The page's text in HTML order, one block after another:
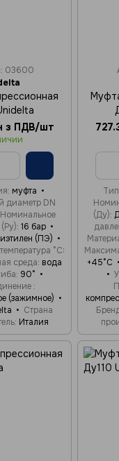
03600
з ПДВ/шт
муфта
диаметр DN
Номинальное
16 бар
(ПЭ)
°C
среда вода
90°
(зажимное)
Страна
Италия
(Ду)
+45°C